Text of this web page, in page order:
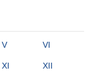
V VI
XI XII